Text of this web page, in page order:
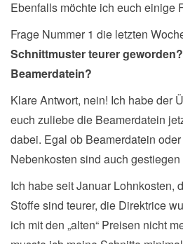
Ebenfalls möchte ich euch einige
Frage Nummer 1 die letzten
Schnittmuster teurer
Beamerdatein?
Klare Antwort, nein! Ich habe der
euch zuliebe die Beamerdatein
dabei. Egal ob Beamerdatein
Nebenkosten sind auch
Ich habe seit Januar Lohnkosten,
Stoffe sind teurer, die Direktrice
ich mit den „alten“ Preisen nicht